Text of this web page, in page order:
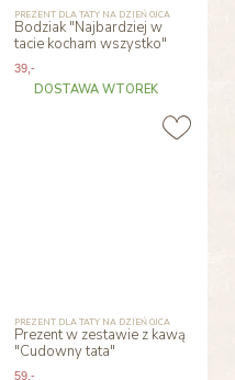
PREZENT DLA TATY NA DZIEŃ OJCA
Bodziak "Najbardziej w
tacie kocham wszystko"
39 ,-
DOSTAWA WTOREK
PREZENT DLA TATY NA DZIEŃ OJCA
Prezent w zestawie z kawą
"Cudowny tata"
59 ,-